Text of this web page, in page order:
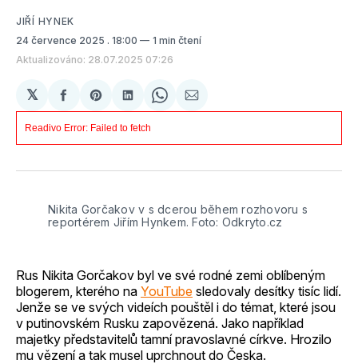
JIŘÍ HYNEK
24 července 2025 . 18:00
1 min čtení
Aktualizováno: 28.07.2025 07:26
𝕏
Sdílet
na
Facebooku
Share
on
Pinterest
Sdílet
na
LinkedIn
Share
on
Sdílet
e-
Nikita Gorčakov v s dcerou během rozhovoru s
reportérem Jiřím Hynkem. Foto: Odkryto.cz
Rus Nikita Gorčakov byl ve své rodné zemi oblíbeným
blogerem, kterého na YouTube sledovaly desítky tisíc lidí.
Jenže se ve svých videích pouštěl i do témat, které jsou
v putinovském Rusku zapovězená. Jako například
majetky představitelů tamní pravoslavné církve. Hrozilo
mu vězení a tak musel uprchnout do Česka.